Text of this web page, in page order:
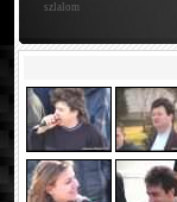
szlalom